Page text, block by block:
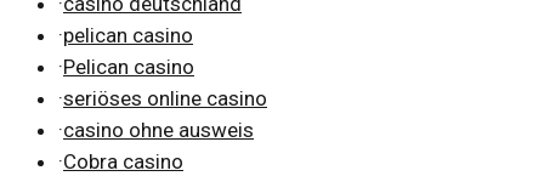
·pelican casino
·Pelican casino
·seriöses online casino
·casino ohne ausweis
·Cobra casino